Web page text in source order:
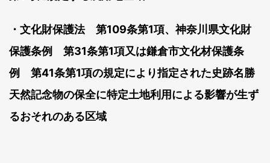
・文化財保護法 第109条第1項、神奈川県文化財
保護条例 第31条第1項又は鎌倉市文化材保護条
例 第41条第1項の規定により指定された史跡名勝
天然記念物の保全に特定土地利用による影響が生ず
るおそれのある区域